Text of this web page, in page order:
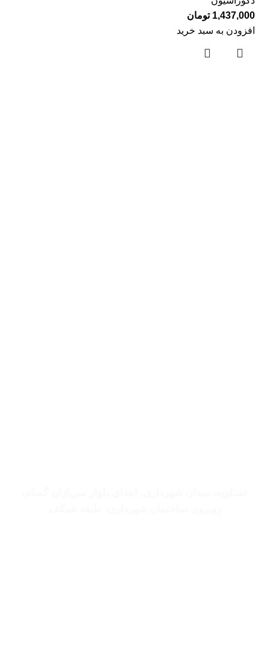
1,437,000 تومان
افزودن به سبد خرید